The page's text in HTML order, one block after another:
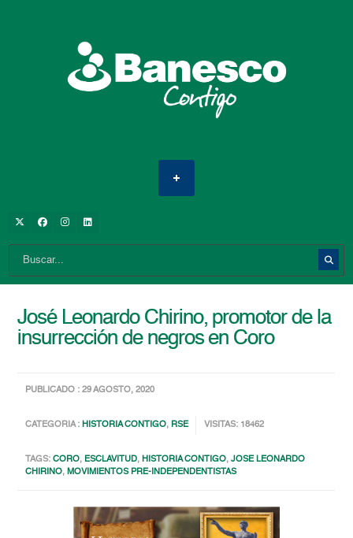
José Leonardo Chirino, promotor de la
insurrección de negros en Coro
PUBLICADO : 29 AGOSTO, 2020
CATEGORIA :HISTORIA CONTIGO, RSE VISITAS: 18462
TAGS:CORO, ESCLAVITUD,HISTORIA CONTIGO,JOSE LEONARDO
CHIRINO,MOVIMIENTOS PRE-INDEPENDENTISTAS